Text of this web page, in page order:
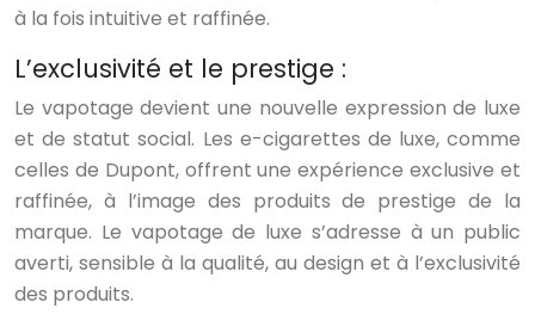
à la fois intuitive et raffinée.
L’exclusivité et le prestige :
Le vapotage devient une nouvelle expression de luxe
et de statut social. Les e-cigarettes de luxe, comme
celles de Dupont, offrent une expérience exclusive et
raffinée, à l’image des produits de prestige de la
marque. Le vapotage de luxe s’adresse à un public
averti, sensible à la qualité, au design et à l’exclusivité
des produits.